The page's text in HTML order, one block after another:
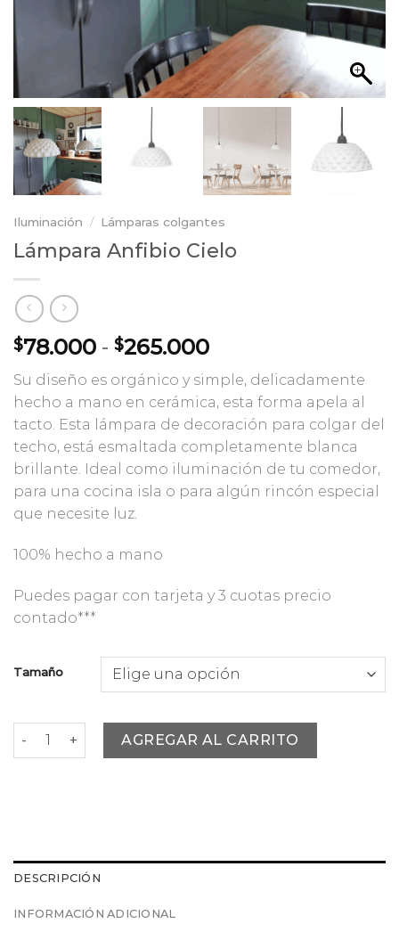
Iluminación / Lámparas colgantes
Lámpara Anfibio Cielo
$78.000 - $265.000Rango
de
precios:
desde
$78.000
hasta
$265.000
Su diseño es orgánico y simple, delicadamente
hecho a mano en cerámica, esta forma apela al
tacto. Esta lámpara de decoración para colgar del
techo, está esmaltada completamente blanca
brillante. Ideal como iluminación de tu comedor,
para una cocina isla o para algún rincón especial
que necesite luz.
100% hecho a mano
Puedes pagar con tarjeta y 3 cuotas precio
contado***
Tamaño
Lámpara Anfibio Cielo cantidad
AGREGAR AL CARRITO
DESCRIPCIÓN
INFORMACIÓN ADICIONAL